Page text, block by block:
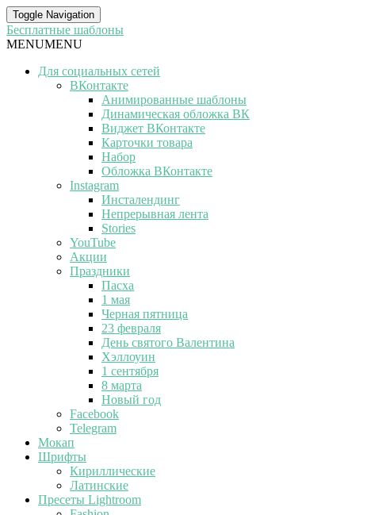
Toggle Navigation
Бесплатные шаблоны
MENUMENU
Для социальных сетей
ВКонтакте
Анимированные шаблоны
Динамическая обложка ВК
Виджет ВКонтакте
Карточки товара
Набор
Обложка ВКонтакте
Instagram
Инсталендинг
Непрерывная лента
Stories
YouTube
Акции
Праздники
Пасха
1 мая
Черная пятница
23 февраля
День святого Валентина
Хэллоуин
1 сентября
8 марта
Новый год
Facebook
Telegram
Мокап
Шрифты
Кириллические
Латинские
Пресеты Lightroom